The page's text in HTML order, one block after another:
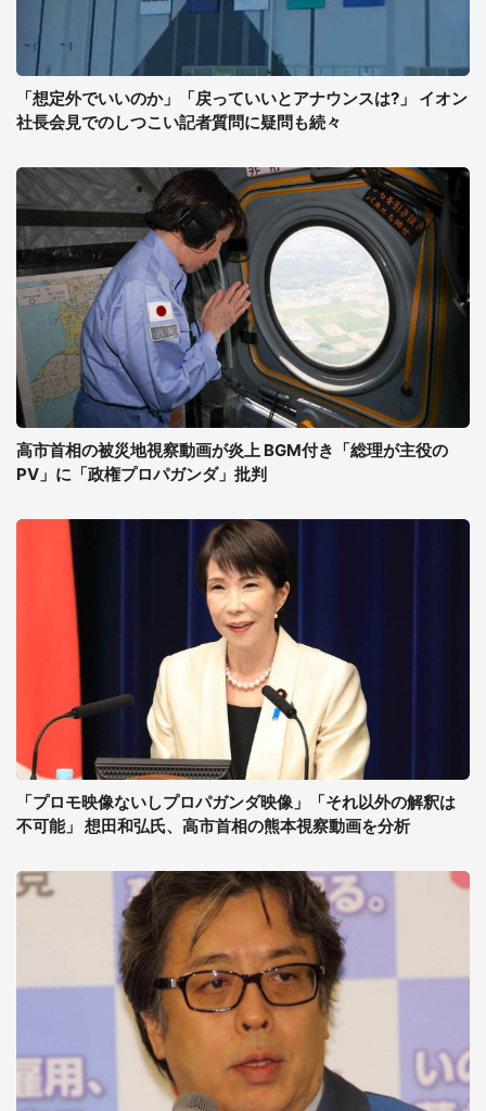
「想定外でいいのか」「戻っていいとアナウンスは?」 イオン
社長会見でのしつこい記者質問に疑問も続々
高市首相の被災地視察動画が炎上 BGM付き「総理が主役の
PV」に「政権プロパガンダ」批判
「プロモ映像ないしプロパガンダ映像」「それ以外の解釈は
不可能」 想田和弘氏、高市首相の熊本視察動画を分析